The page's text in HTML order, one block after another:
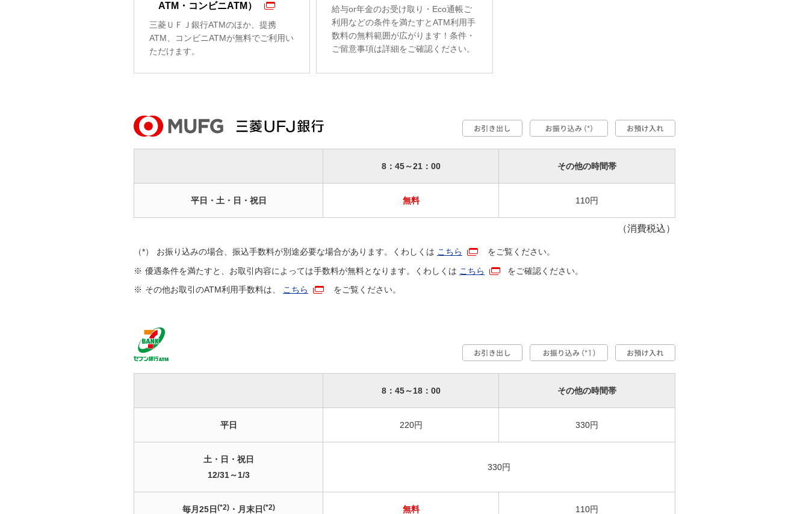
ATM・コンビニATM）
三菱ＵＦＪ銀行ATMのほか、提携
ATM、コンビニATMが無料でご利用い
ただけます。
給与or年金のお受け取り・Eco通帳ご
利用などの条件を満たすとATM利用手
数料の無料範囲が広がります！条件・
ご留意事項は詳細をご確認ください。
8：45～21：00 その他の時間帯
平日・土・日・祝日 無料 110円
（消費税込）
（*） お振り込みの場合、振込手数料が別途必要な場合があります。くわしくは こちら
をご覧ください。
※ 優遇条件を満たすと、お取引内容によっては手数料が無料となります。くわしくは こちら
をご確認ください。
※ その他お取引のATM利用手数料は、 こちら をご覧ください。
8：45～18：00 その他の時間帯
平日 220円 330円
土・日・祝日
12/31～1/3
330円
毎月25日 (*2)・月末日 (*2) 無料 110円